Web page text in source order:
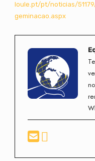
loule.pt/pt/noticias/
geminacao.aspx